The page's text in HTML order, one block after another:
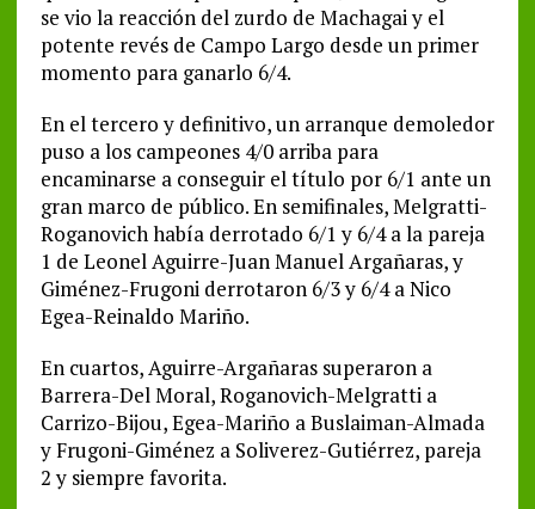
se vio la reacción del zurdo de Machagai y el
potente revés de Campo Largo desde un primer
momento para ganarlo 6/4.
En el tercero y definitivo, un arranque demoledor
puso a los campeones 4/0 arriba para
encaminarse a conseguir el título por 6/1 ante un
gran marco de público. En semifinales, Melgratti-
Roganovich había derrotado 6/1 y 6/4 a la pareja
1 de Leonel Aguirre-Juan Manuel Argañaras, y
Giménez-Frugoni derrotaron 6/3 y 6/4 a Nico
Egea-Reinaldo Mariño.
En cuartos, Aguirre-Argañaras superaron a
Barrera-Del Moral, Roganovich-Melgratti a
Carrizo-Bijou, Egea-Mariño a Buslaiman-Almada
y Frugoni-Giménez a Soliverez-Gutiérrez, pareja
2 y siempre favorita.